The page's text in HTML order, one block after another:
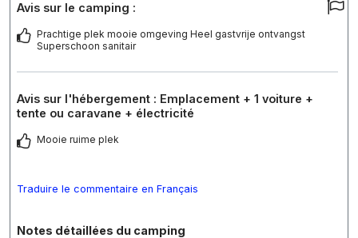
Avis sur le camping :
Prachtige plek mooie omgeving Heel gastvrije ontvangst
Superschoon sanitair
Avis sur l'hébergement : Emplacement + 1 voiture +
tente ou caravane + électricité
Mooie ruime plek
Traduire le commentaire en Français
Notes détaillées du camping